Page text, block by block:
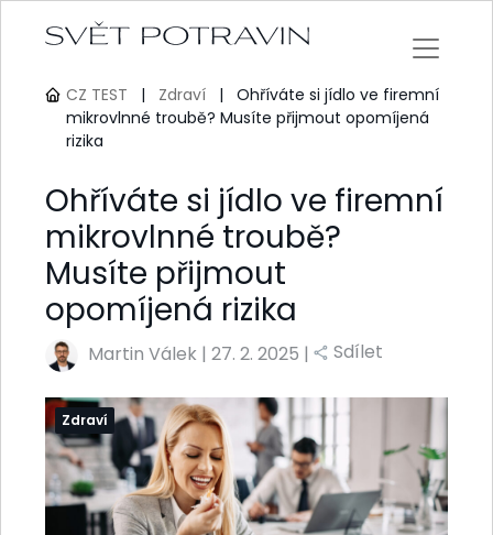
CZ TEST | Zdraví |
Ohříváte si jídlo ve firemní
mikrovlnné troubě? Musíte přijmout opomíjená
rizika
Ohříváte si jídlo ve firemní
mikrovlnné troubě?
Musíte přijmout
opomíjená rizika
Martin Válek | 27. 2. 2025 | Sdílet
Zdraví